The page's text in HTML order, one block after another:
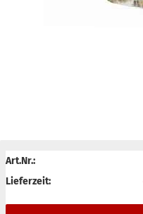
Art.Nr.:
Lieferzeit: